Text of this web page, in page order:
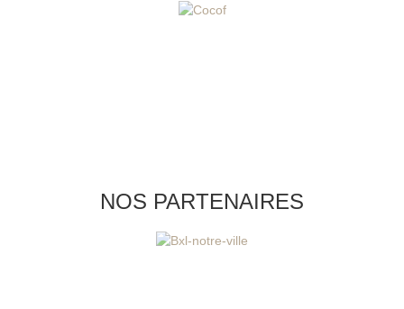
NOS PARTENAIRES